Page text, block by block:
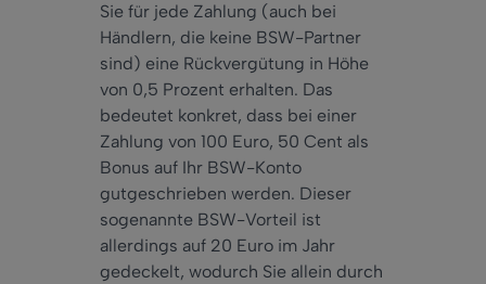
Sie für jede Zahlung (auch bei
Händlern, die keine BSW-Partner
sind) eine Rückvergütung in Höhe
von 0,5 Prozent erhalten. Das
bedeutet konkret, dass bei einer
Zahlung von 100 Euro, 50 Cent als
Bonus auf Ihr BSW-Konto
gutgeschrieben werden. Dieser
sogenannte BSW-Vorteil ist
allerdings auf 20 Euro im Jahr
gedeckelt, wodurch Sie allein durch